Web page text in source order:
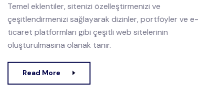
Temel eklentiler, sitenizi özelleştirmenizi ve
çeşitlendirmenizi sağlayarak dizinler, portföyler ve e-
ticaret platformları gibi çeşitli web sitelerinin
oluşturulmasına olanak tanır.
Read More